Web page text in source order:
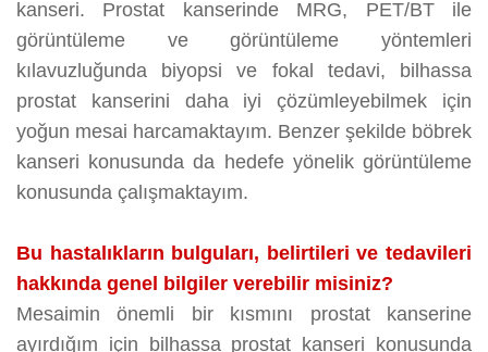
kanseri. Prostat kanserinde MRG, PET/BT ile
görüntüleme ve görüntüleme yöntemleri
kılavuzluğunda biyopsi ve fokal tedavi, bilhassa
prostat kanserini daha iyi çözümleyebilmek için
yoğun mesai harcamaktayım. Benzer şekilde böbrek
kanseri konusunda da hedefe yönelik görüntüleme
konusunda çalışmaktayım.
Bu hastalıkların bulguları, belirtileri ve tedavileri
hakkında genel bilgiler verebilir misiniz?
Mesaimin önemli bir kısmını prostat kanserine
ayırdığım için bilhassa prostat kanseri konusunda